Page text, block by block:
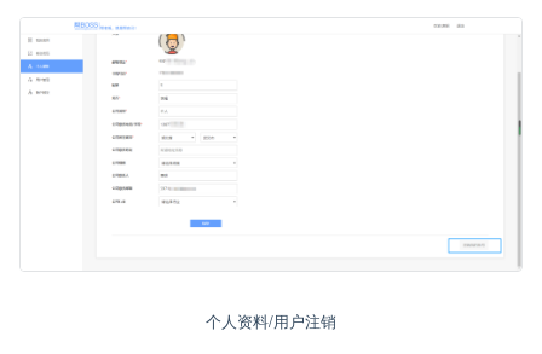
个人资料/用户注销